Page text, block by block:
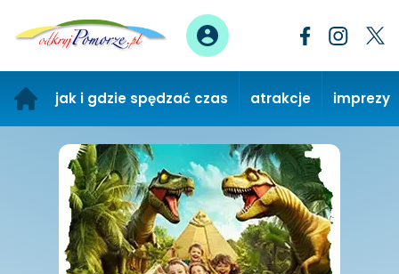
jak i gdzie spędzać czas atrakcje imprezy